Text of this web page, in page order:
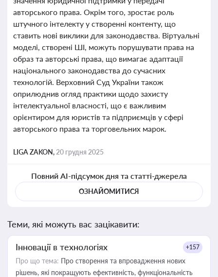
авторського права. Окрім того, зростає роль
штучного інтелекту у створенні контенту, що
ставить нові виклики для законодавства. Віртуальні
моделі, створені ШІ, можуть порушувати права на
образ та авторські права, що вимагає адаптації
національного законодавства до сучасних
технологій. Верховний Суд України також
оприлюднив огляд практики щодо захисту
інтелектуальної власності, що є важливим
орієнтиром для юристів та підприємців у сфері
авторського права та торговельних марок.
LIGA ZAKON, 20 грудня 2025
Повний AI-підсумок дня та статті-джерела
ОЗНАЙОМИТИСЯ
Теми, які можуть вас зацікавити:
Інновації в технологіях +157
Про що тема: Про створення та впровадження нових
рішень, які покращують ефективність, функціональність